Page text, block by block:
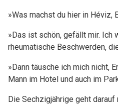
»Was machst du hier in Héviz,
»Das ist schön, gefällt mir. Ich
rheumatische Beschwerden,
»Dann täusche ich mich nicht,
Mann im Hotel und auch im
Die Sechzigjährige geht